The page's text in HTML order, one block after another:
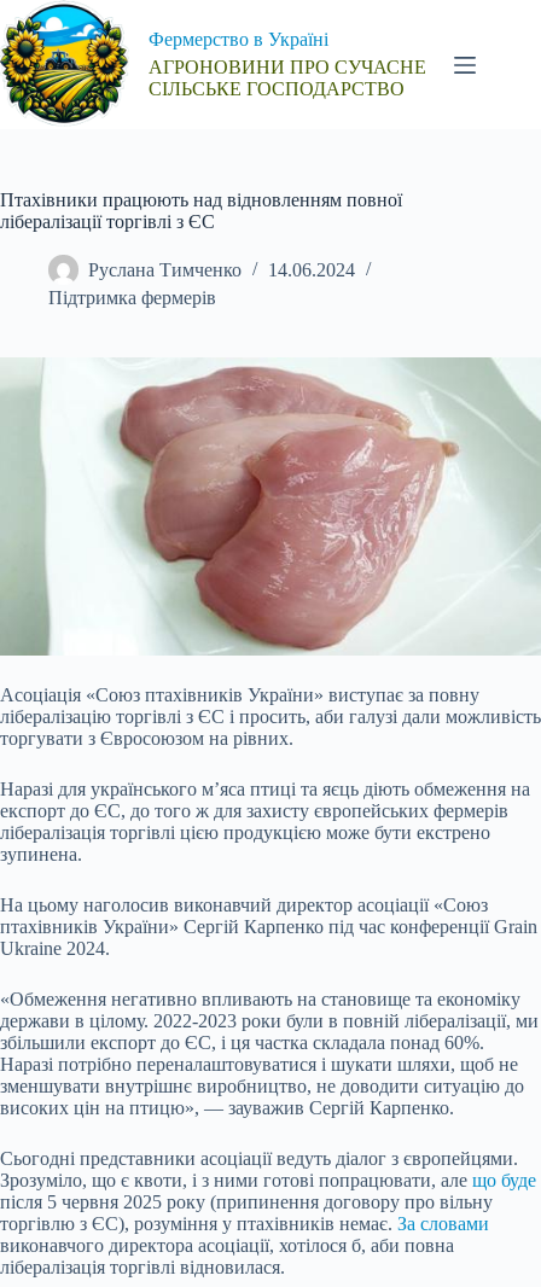
Перейти
до
вмісту
Фермерство в Україні
АГРОНОВИНИ ПРО СУЧАСНЕ
СІЛЬСЬКЕ ГОСПОДАРСТВО
Птахівники працюють над відновленням повної
лібералізації торгівлі з ЄС
Руслана Тимченко
14.06.2024
Підтримка фермерів
Асоціація «Союз птахівників України» виступає за повну
лібералізацію торгівлі з ЄС і просить, аби галузі дали можливість
торгувати з Євросоюзом на рівних.
Наразі для українського м’яса птиці та яєць діють обмеження на
експорт до ЄС, до того ж для захисту європейських фермерів
лібералізація торгівлі цією продукцією може бути екстрено
зупинена.
На цьому наголосив виконавчий директор асоціації «Союз
птахівників України» Сергій Карпенко під час конференції Grain
Ukraine 2024.
«Обмеження негативно впливають на становище та економіку
держави в цілому. 2022-2023 роки були в повній лібералізації, ми
збільшили експорт до ЄС, і ця частка складала понад 60%.
Наразі потрібно переналаштовуватися і шукати шляхи, щоб не
зменшувати внутрішнє виробництво, не доводити ситуацію до
високих цін на птицю», — зауважив Сергій Карпенко.
Сьогодні представники асоціації ведуть діалог з європейцями.
Зрозуміло, що є квоти, і з ними готові попрацювати, але що буде
після 5 червня 2025 року (припинення договору про вільну
торгівлю з ЄС), розуміння у птахівників немає. За словами
виконавчого директора асоціації, хотілося б, аби повна
лібералізація торгівлі відновилася.